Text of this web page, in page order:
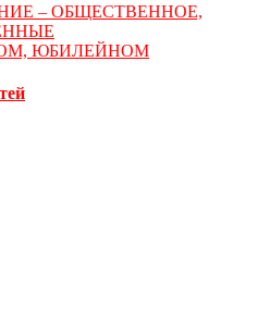
– ОБЩЕСТВЕННОЕ,
ЮБИЛЕЙНОМ